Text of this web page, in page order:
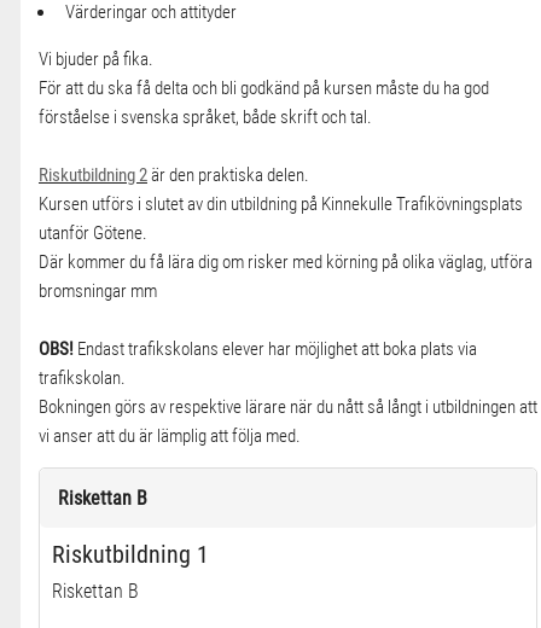
Värderingar och attityder
Vi bjuder på fika.
För att du ska få delta och bli godkänd på kursen måste du ha god
förståelse i svenska språket, både skrift och tal.
Riskutbildning 2är den praktiska delen.
Kursen utförs i slutet av din utbildning på Kinnekulle Trafikövningsplats
utanför Götene.
Där kommer du få lära dig om risker med körning på olika väglag, utföra
bromsningar mm
OBS!Endast trafikskolans elever har möjlighet att boka plats via
trafikskolan.
Bokningen görs av respektive lärare när du nått så långt i utbildningen att
vi anser att du är lämplig att följa med.
Riskettan B
Riskutbildning 1
Riskettan B